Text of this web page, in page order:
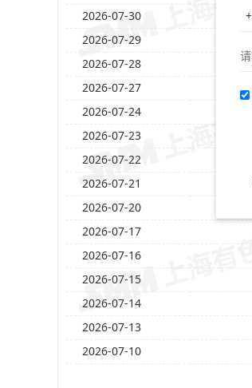
2026-07-30
2026-07-29
2026-07-28
2026-07-27
2026-07-24
2026-07-23
2026-07-22
2026-07-21
2026-07-20
2026-07-17
2026-07-16
2026-07-15
2026-07-14
2026-07-13
2026-07-10